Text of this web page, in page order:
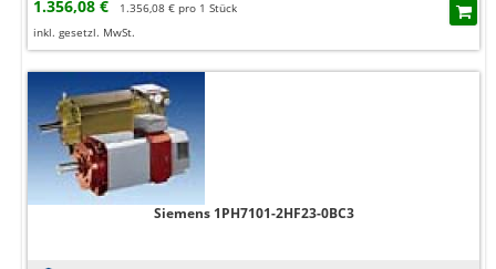
1.356,08 €
1.356,08 € pro 1 Stück
inkl. gesetzl. MwSt.
Siemens 1PH7101-2HF23-0BC3